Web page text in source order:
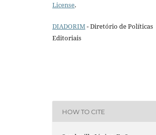
License.
DIADORIM- Diretório de Políticas
Editoriais
HOW TO CITE